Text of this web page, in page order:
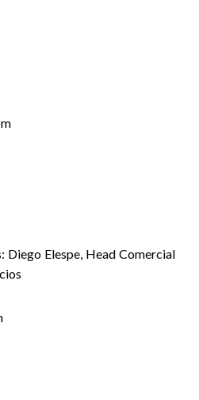
Diego Elespe, Head Comercial